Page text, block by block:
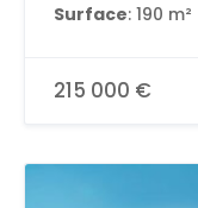
Surface: 190 m²
215 000 €